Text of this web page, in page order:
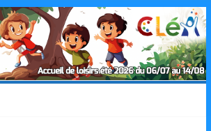
CLéA
–